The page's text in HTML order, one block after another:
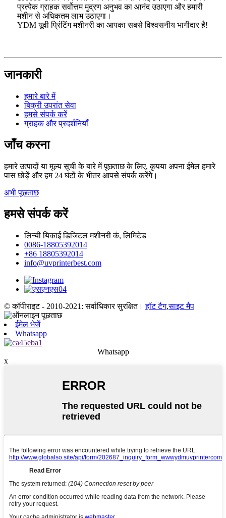
प्रत्येक ग्राहक सर्वोत्तम मुद्रण अनुभव का आनंद उठाएगा और हमारी
मशीन से अधिकतम लाभ उठाएगा।
YDM यूवी प्रिंटिंग मशीनरी का आपका सबसे विश्वसनीय भागीदार है!
जानकारी
हमारे बारे में
बिक्री उपरांत सेवा
हमसे संपर्क करें
ग्राहक और प्रदर्शनियाँ
जाँच करना
हमारे उत्पादों या मूल्य सूची के बारे में पूछताछ के लिए, कृपया अपना ईमेल हमारे
पास छोड़ें और हम 24 घंटों के भीतर आपसे संपर्क करेंगे।
अभी पूछताछ
हमसे संपर्क करें
लिन्यी यिकाई डिजिटल मशीनरी कं, लिमिटेड
0086-18805392014
+86 18805392014
info@uvprinterbest.com
© कॉपीराइट - 2010-2021: सर्वाधिकार सुरक्षित। हॉट टैग,साइट मैप
ईमेल भेजें
Whatsapp
Whatsapp
x